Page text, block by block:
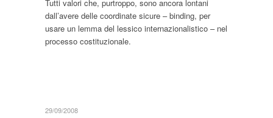
Tutti valori che, purtroppo, sono ancora lontani
dall’avere delle coordinate sicure – binding, per
usare un lemma del lessico internazionalistico – nel
processo costituzionale.
29/09/2008